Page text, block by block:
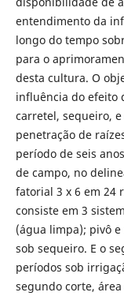
entendimento da
longo do tempo
para o
desta cultura. O
influência do efeito
carretel, sequeiro,
penetração de
período de seis
de campo, no
fatorial 3 x 6 em 24
consiste em 3
(água limpa); pivô
sob sequeiro. E o
períodos sob
segundo corte,